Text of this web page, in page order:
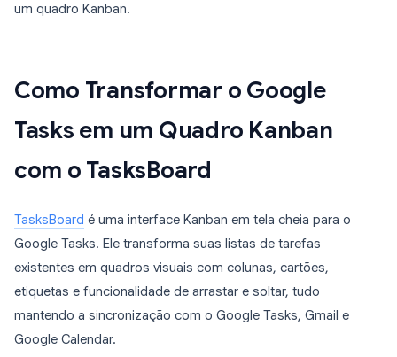
um quadro Kanban.
Como Transformar o Google
Tasks em um Quadro Kanban
com o TasksBoard
TasksBoard é uma interface Kanban em tela cheia para o
Google Tasks. Ele transforma suas listas de tarefas
existentes em quadros visuais com colunas, cartões,
etiquetas e funcionalidade de arrastar e soltar, tudo
mantendo a sincronização com o Google Tasks, Gmail e
Google Calendar.